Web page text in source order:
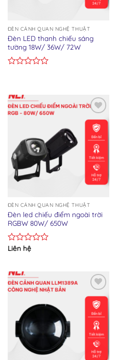
ĐÈN CẢNH QUAN NGHỆ THUẬT
Đèn LED thanh chiếu sáng
tường 18W/ 36W/ 72W
of
5
Add to wishlist
ĐÈN CẢNH QUAN NGHỆ THUẬT
Đèn led chiếu điểm ngoài trời
RGBW 80W/ 650W
Rated
of
5
Liên hệ
Add to wishlist